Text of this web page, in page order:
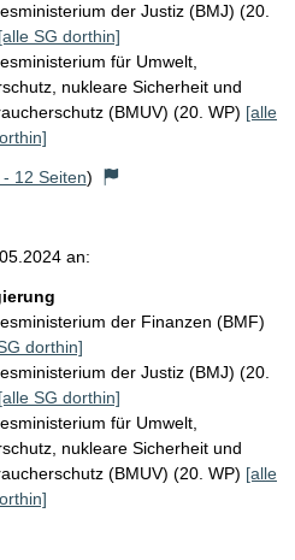
der Justiz (BMJ) (20.
[alle SG dorthin]
für Umwelt,
nukleare Sicherheit und
(BMUV) (20. WP) [alle
- 12 Seiten)
an:
der Finanzen (BMF)
dorthin]
der Justiz (BMJ) (20.
[alle SG dorthin]
für Umwelt,
nukleare Sicherheit und
(BMUV) (20. WP) [alle